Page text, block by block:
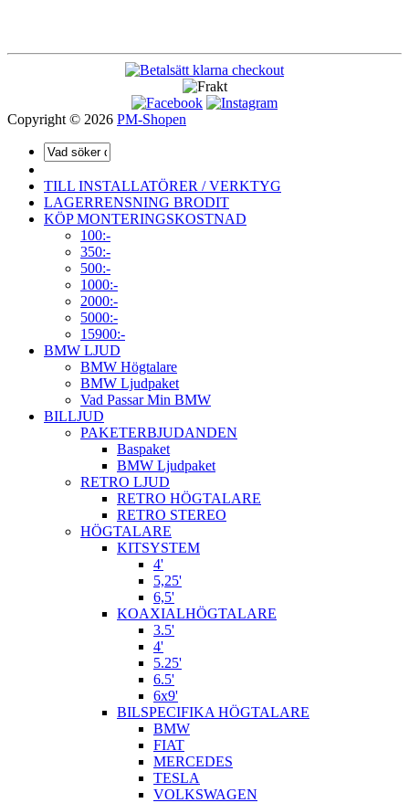
Copyright © 2026 PM-Shopen
TILL INSTALLATÖRER / VERKTYG
LAGERRENSNING BRODIT
KÖP MONTERINGSKOSTNAD
100:-
350:-
500:-
1000:-
2000:-
5000:-
15900:-
BMW LJUD
BMW Högtalare
BMW Ljudpaket
Vad Passar Min BMW
BILLJUD
PAKETERBJUDANDEN
Baspaket
BMW Ljudpaket
RETRO LJUD
RETRO HÖGTALARE
RETRO STEREO
HÖGTALARE
KITSYSTEM
4'
5,25'
6,5'
KOAXIALHÖGTALARE
3.5'
4'
5.25'
6.5'
6x9'
BILSPECIFIKA HÖGTALARE
BMW
FIAT
MERCEDES
TESLA
VOLKSWAGEN